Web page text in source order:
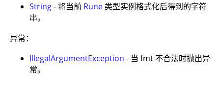
String- 将当前 Rune 类型实例格式化后得到的字符
串。
异常：
IllegalArgumentException - 当 fmt 不合法时抛出异
常。